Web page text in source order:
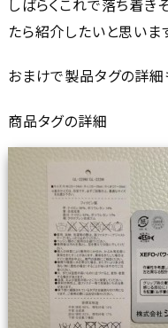
たら紹介したいと思いま
おまけで製品タグの詳細
商品タグの詳細